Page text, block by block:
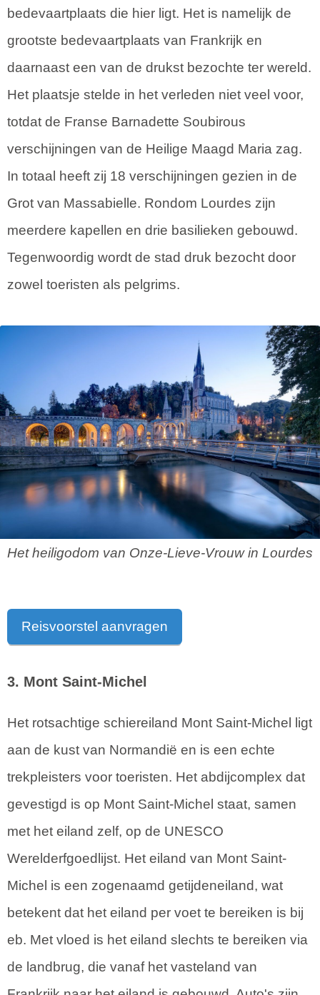
bedevaartplaats die hier ligt. Het is namelijk de
grootste bedevaartplaats van Frankrijk en
daarnaast een van de drukst bezochte ter wereld.
Het plaatsje stelde in het verleden niet veel voor,
totdat de Franse Barnadette Soubirous
verschijningen van de Heilige Maagd Maria zag.
In totaal heeft zij 18 verschijningen gezien in de
Grot van Massabielle. Rondom Lourdes zijn
meerdere kapellen en drie basilieken gebouwd.
Tegenwoordig wordt de stad druk bezocht door
zowel toeristen als pelgrims.
Het heiligodom van Onze-Lieve-Vrouw in Lourdes
Reisvoorstel aanvragen
3. Mont Saint-Michel
Het rotsachtige schiereiland Mont Saint-Michel ligt
aan de kust van Normandië en is een echte
trekpleisters voor toeristen. Het abdijcomplex dat
gevestigd is op Mont Saint-Michel staat, samen
met het eiland zelf, op de UNESCO
Werelderfgoedlijst. Het eiland van Mont Saint-
Michel is een zogenaamd getijdeneiland, wat
betekent dat het eiland per voet te bereiken is bij
eb. Met vloed is het eiland slechts te bereiken via
de landbrug, die vanaf het vasteland van